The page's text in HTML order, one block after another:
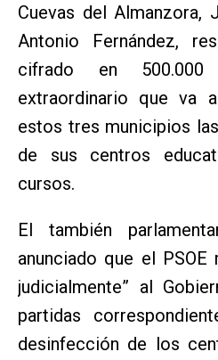
Cuevas del Almanzora,
Antonio Fernández,
cifrado en
extraordinario que va
estos tres municipios
de sus centros
cursos.
El también
anunciado que el
judicialmente” al
partidas
desinfección de los